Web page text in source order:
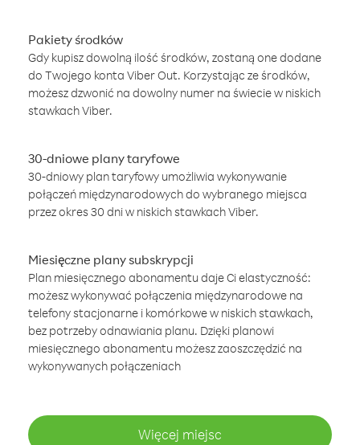
Pakiety środków
Gdy kupisz dowolną ilość środków, zostaną one dodane
do Twojego konta Viber Out. Korzystając ze środków,
możesz dzwonić na dowolny numer na świecie w niskich
stawkach Viber.
30-dniowe plany taryfowe
30-dniowy plan taryfowy umożliwia wykonywanie
połączeń międzynarodowych do wybranego miejsca
przez okres 30 dni w niskich stawkach Viber.
Miesięczne plany subskrypcji
Plan miesięcznego abonamentu daje Ci elastyczność:
możesz wykonywać połączenia międzynarodowe na
telefony stacjonarne i komórkowe w niskich stawkach,
bez potrzeby odnawiania planu. Dzięki planowi
miesięcznego abonamentu możesz zaoszczędzić na
wykonywanych połączeniach
Więcej miejsc